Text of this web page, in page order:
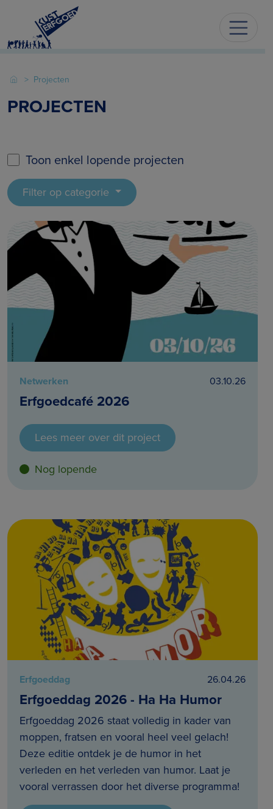
Projecten
PROJECTEN
Toon enkel lopende projecten
Filter op categorie
Netwerken 03.10.26
Erfgoedcafé 2026
Lees meer over dit project
Nog lopende
Erfgoeddag 26.04.26
Erfgoeddag 2026 - Ha Ha Humor
Erfgoeddag 2026 staat volledig in kader van
moppen, fratsen en vooral heel veel gelach!
Deze editie ontdek je de humor in het
verleden en het verleden van humor. Laat je
vooral verrassen door het diverse programma!